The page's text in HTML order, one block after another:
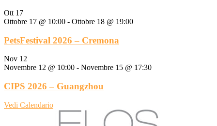
Ott 17
Ottobre 17 @ 10:00 - Ottobre 18 @ 19:00
PetsFestival 2026 – Cremona
Nov 12
Novembre 12 @ 10:00 - Novembre 15 @ 17:30
CIPS 2026 – Guangzhou
Vedi Calendario